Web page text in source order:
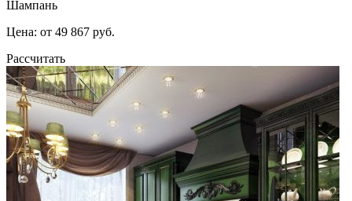
Шампань
Цена: от 49 867 руб.
Рассчитать